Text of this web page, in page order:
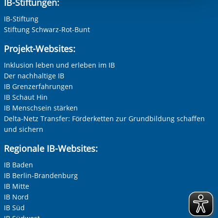
Einwilligung.
IB-Stiftung
Stiftung Schwarz-Rot-Bunt
Projekt-Websites:
Inklusion leben und erleben im IB
Der nachhaltige IB
IB Grenzerfahrungen
IB Schaut Hin
IB Menschsein stärken
Delta-Netz Transfer: Förderketten zur Grundbildung schaffen
und sichern
Regionale IB-Websites:
IB Baden
IB Berlin-Brandenburg
IB Mitte
IB Nord
IB Süd